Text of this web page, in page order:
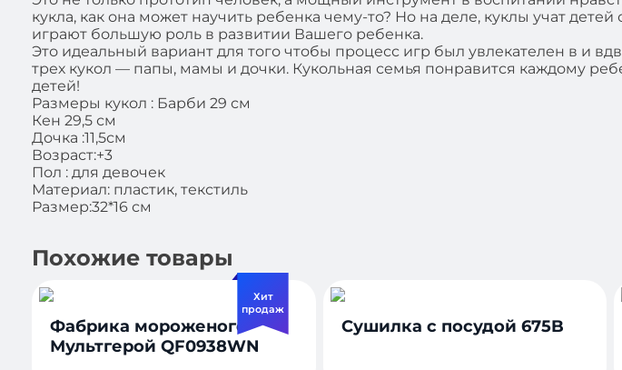
кукла, как она может научить ребенка чему-то? Но на деле, куклы учат
играют большую роль в развитии Вашего ребенка.
Это идеальный вариант для того чтобы процесс игр был увлекателен в и
трех кукол — папы, мамы и дочки. Кукольная семья понравится каждому
детей!
Размеры кукол : Барби 29 см
Кен 29,5 см
Дочка :11,5см
Возраст:+3
Пол : для девочек
Материал: пластик, текстиль
Размер:32*16 см
Похожие товары
Хит
продаж
Фабрика мороженого
Мультгерой QF0938WN
Сушилка с посудой 675B